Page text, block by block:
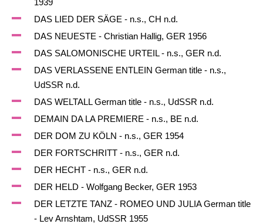
1939
DAS LIED DER SÄGE - n.s., CH n.d.
DAS NEUESTE - Christian Hallig, GER 1956
DAS SALOMONISCHE URTEIL - n.s., GER n.d.
DAS VERLASSENE ENTLEIN German title - n.s.,
UdSSR n.d.
DAS WELTALL German title - n.s., UdSSR n.d.
DEMAIN DA LA PREMIERE - n.s., BE n.d.
DER DOM ZU KÖLN - n.s., GER 1954
DER FORTSCHRITT - n.s., GER n.d.
DER HECHT - n.s., GER n.d.
DER HELD - Wolfgang Becker, GER 1953
DER LETZTE TANZ - ROMEO UND JULIA German title
- Lev Arnshtam, UdSSR 1955